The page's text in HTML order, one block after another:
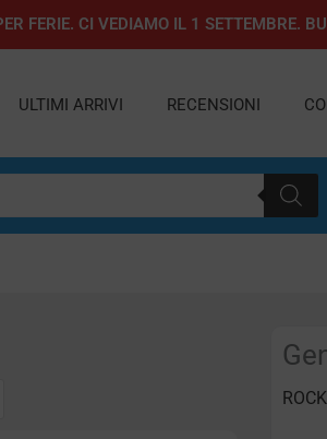
FERIE. CI VEDIAMO IL 1 SETTEMBRE.
ULTIMI ARRIVI RECENSIONI
ROCK